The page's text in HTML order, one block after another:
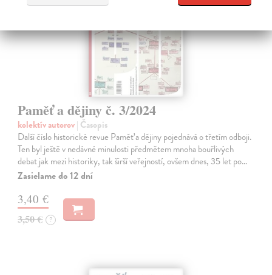
Paměť a dějiny č. 3/2024
kolektív autorov| Časopis
Další číslo historické revue Paměť a dějiny pojednává o třetím odboji.
Ten byl ještě v nedávné minulosti předmětem mnoha bouřlivých
debat jak mezi historiky, tak širší veřejností, ovšem dnes, 35 let po…
Zasielame do 12 dní
3,40 €
3,50 € ?